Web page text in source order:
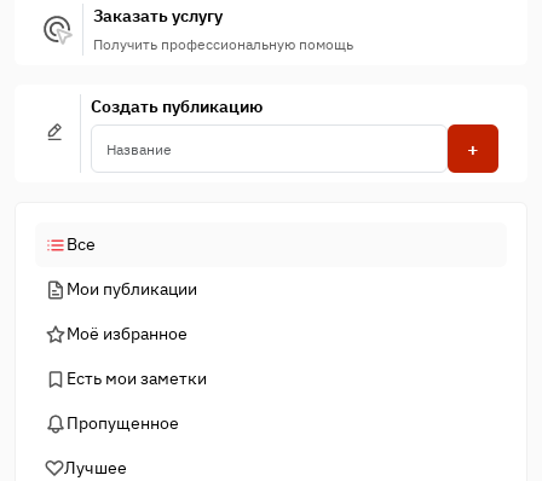
Заказать услугу
Получить профессиональную помощь
Создать публикацию
+
Все
Мои публикации
Моё избранное
Есть мои заметки
Пропущенное
Лучшее